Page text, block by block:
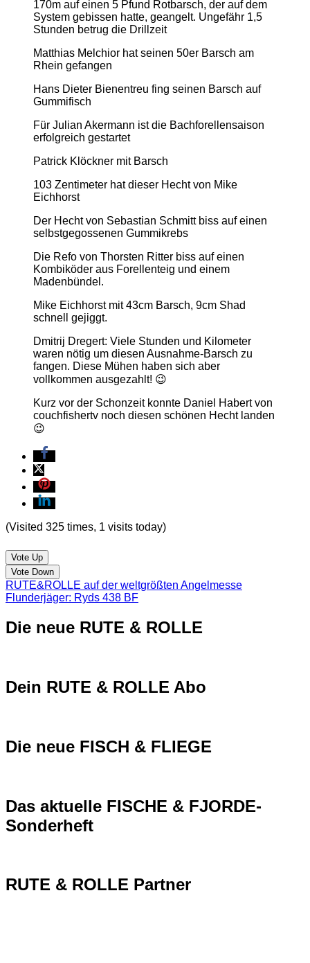
170m auf einen 5 Pfund Rotbarsch, der auf dem
System gebissen hatte, geangelt. Ungefähr 1,5
Stunden betrug die Drillzeit
Matthias Melchior hat seinen 50er Barsch am
Rhein gefangen
Hans Dieter Bienentreu fing seinen Barsch auf
Gummifisch
Für Julian Akermann ist die Bachforellensaison
erfolgreich gestartet
Patrick Klöckner mit Barsch
103 Zentimeter hat dieser Hecht von Mike
Eichhorst
Der Hecht von Sebastian Schmitt biss auf einen
selbstgegossenen Gummikrebs
Die Refo von Thorsten Ritter biss auf einen
Kombiköder aus Forellenteig und einem
Madenbündel.
Mike Eichhorst mit 43cm Barsch, 9cm Shad
schnell gejiggt.
Dmitrij Dregert: Viele Stunden und Kilometer
waren nötig um diesen Ausnahme-Barsch zu
fangen. Diese Mühen haben sich aber
vollkommen ausgezahlt! 😉
Kurz vor der Schonzeit konnte Daniel Habert von
couchfishertv noch diesen schönen Hecht landen
😉
(Visited 325 times, 1 visits today)
Vote Up
Vote Down
RUTE&ROLLE auf der weltgrößten Angelmesse
Flunderjäger: Ryds 438 BF
Die neue RUTE & ROLLE
Dein RUTE & ROLLE Abo
Die neue FISCH & FLIEGE
Das aktuelle FISCHE & FJORDE-
Sonderheft
RUTE & ROLLE Partner